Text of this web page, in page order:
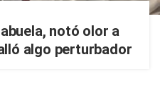
notó olor a
algo perturbador